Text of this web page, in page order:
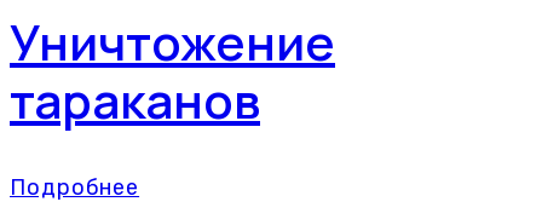
Уничтожение
тараканов
Подробнее